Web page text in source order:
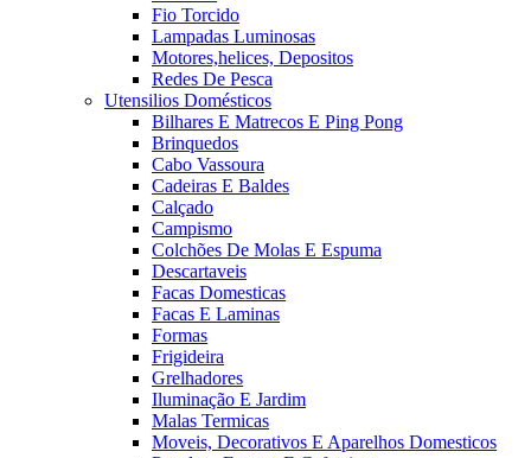
Fio Torcido
Lampadas Luminosas
Motores,helices, Depositos
Redes De Pesca
Utensilios Domésticos
Bilhares E Matrecos E Ping Pong
Brinquedos
Cabo Vassoura
Cadeiras E Baldes
Calçado
Campismo
Colchões De Molas E Espuma
Descartaveis
Facas Domesticas
Facas E Laminas
Formas
Frigideira
Grelhadores
Iluminação E Jardim
Malas Termicas
Moveis, Decorativos E Aparelhos Domesticos